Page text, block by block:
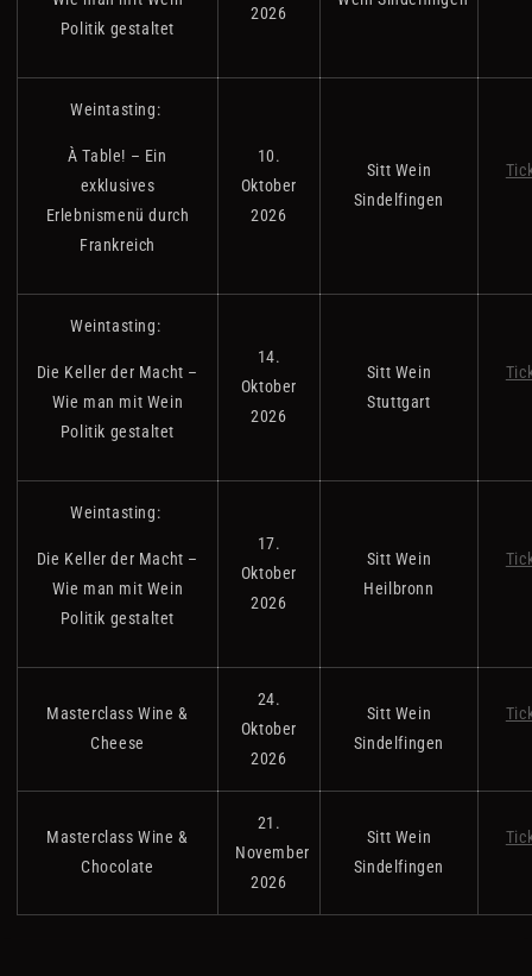
Politik gestaltet
2026
Weintasting:
À Table! – Ein
exklusives
Erlebnismenü durch
Frankreich
10.
Oktober
2026
Sitt Wein
Sindelfingen
Weintasting:
Die Keller der Macht –
Wie man mit Wein
Politik gestaltet
14.
Oktober
2026
Sitt Wein
Stuttgart
Weintasting:
Die Keller der Macht –
Wie man mit Wein
Politik gestaltet
17.
Oktober
2026
Sitt Wein
Heilbronn
Masterclass Wine &
Cheese
24.
Oktober
2026
Sitt Wein
Sindelfingen
Masterclass Wine &
Chocolate
21.
November
2026
Sitt Wein
Sindelfingen